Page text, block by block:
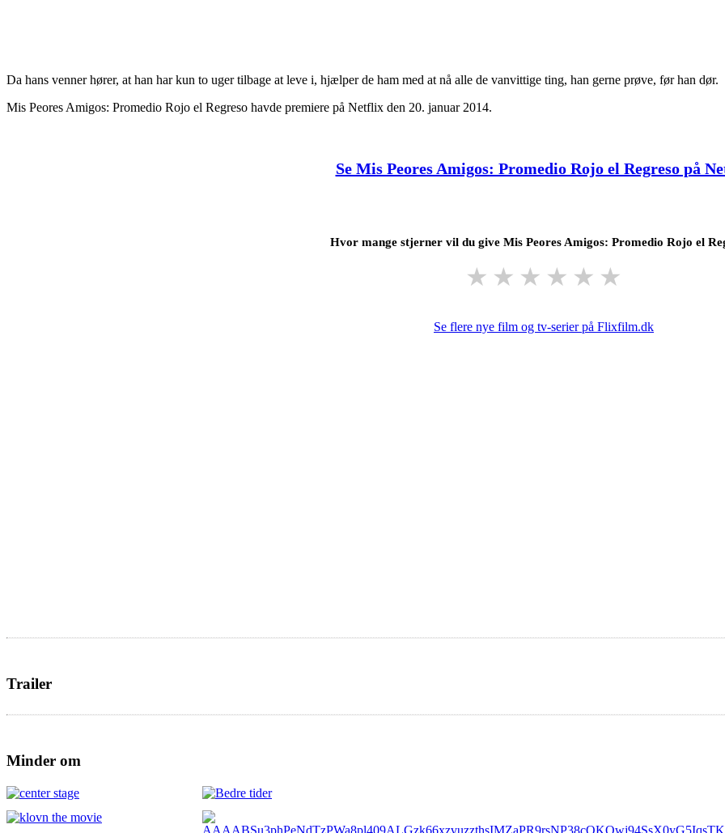
Da hans venner hører, at han har kun to uger tilbage at leve i, hjælper de ham med at nå alle de vanvittige ting, han gerne prøve, før han dør.
Mis Peores Amigos: Promedio Rojo el Regreso havde premiere på Netflix den 20. januar 2014.
Se Mis Peores Amigos: Promedio Rojo el Regreso på
Hvor mange stjerner vil du give Mis Peores Amigos: Promedio Rojo el
★ ★ ★ ★ ★ ★
Se flere nye film og tv-serier på Flixfilm.dk
Trailer
Minder om